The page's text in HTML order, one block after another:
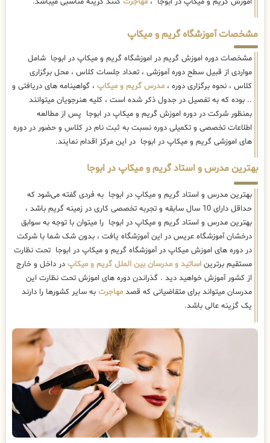
مشخصات آموزشگاه گریم و میکاپ
مشخصات دوره اموزش گریم در اموزشگاه گریم و میکاپ در ابوجا شامل
مواردی از قبیل سطح دوره آموزشی ، تعداد جلسات کلاس ، محل برگزاری
کلاس ، نحوه برگزاری دوره ، مدرس گریم و میکاپ ، گواهینامه های دریافتی و
.. بوده که به تفصیل در جدول ذکر شده است ، کلیه هنرجویان میتوانند
بمنظور شرکت در دوره اموزش گریم و میکاپ در ابوجا پس از مطالعه
اطلاعات تخصصی و تکمیلی دوره نسبت به ثبت نام در کلاس و حضور در دوره
های اموزشی گریم و میکاپ در ابوجا در این مرکز اقدام نمایند.
بهترین مدرس و استاد گریم و میکاپ در ابوجا
بهترین مدرس و استاد گریم و میکاپ در ابوجا به فردی گفته می‌شود که
حداقل دارای 10 سال سابقه و تجربه تخصصی کاری در زمینه گریم باشد ،
بهترین مدرس و استاد گریم و میکاپ در ابوجا را میتوان با توجه به سوابق
درخشان آموزشگاه عریس در این آموزشگاه یافت ، بدون شک شما با شرکت
در دوره های اموزش میکاپ در آموزشگاه گریم و میکاپ در ابوجا تحت نظارت
مستقیم برترین اساتید و مدرسان بین الملل گریم و میکاپ در داخل و خارج
از کشور آموزش خواهید دید . گذراندن دوره های اموزش تحت نظارت این
مدرسان میتواند برای متقاضیانی که قصد مهاجرت به سایر کشورها را دارند
یک گزینه عالی باشد.